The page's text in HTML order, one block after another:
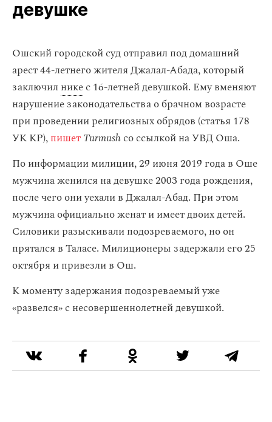
девушке
Ошский городской суд отправил под домашний
арест 44-летнего жителя Джалал-Абада, который
заключил никес 16-летней девушкой. Ему вменяют
нарушение законодательства о брачном возрасте
при проведении религиозных обрядов (статья 178
УК КР),пишетTurmushсо ссылкой на УВД Оша.
По информации милиции, 29 июня 2019 года в Оше
мужчина женился на девушке 2003 года рождения,
после чего они уехали в Джалал-Абад. При этом
мужчина официально женат и имеет двоих детей.
Силовики разыскивали подозреваемого, но он
прятался в Таласе. Милиционеры задержали его 25
октября и привезли в Ош.
К моменту задержания подозреваемый уже
«развелся» с несовершеннолетней девушкой.